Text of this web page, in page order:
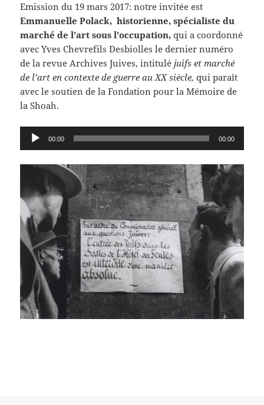
Emission du 19 mars 2017: notre invitée est
Emmanuelle Polack, historienne, spécialiste du
marché de l’art sous l’occupation, qui a coordonné
avec Yves Chevrefils Desbiolles le dernier numéro
de la revue Archives Juives, intituléjuifs et marché
de l’art en contexte de guerre au XX siècle,qui paraît
avec le soutien de la Fondation pour la Mémoire de
la Shoah.
Lecteur
audio
00:00 00:00